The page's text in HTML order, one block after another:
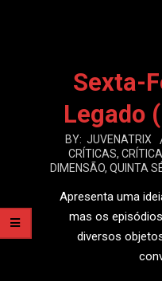
Sexta-
Legado
2015-
BY: JUVENATRIX
CRÍTICAS,
DIMENSÃO, QUINTA
Apresenta uma
mas os
diversos